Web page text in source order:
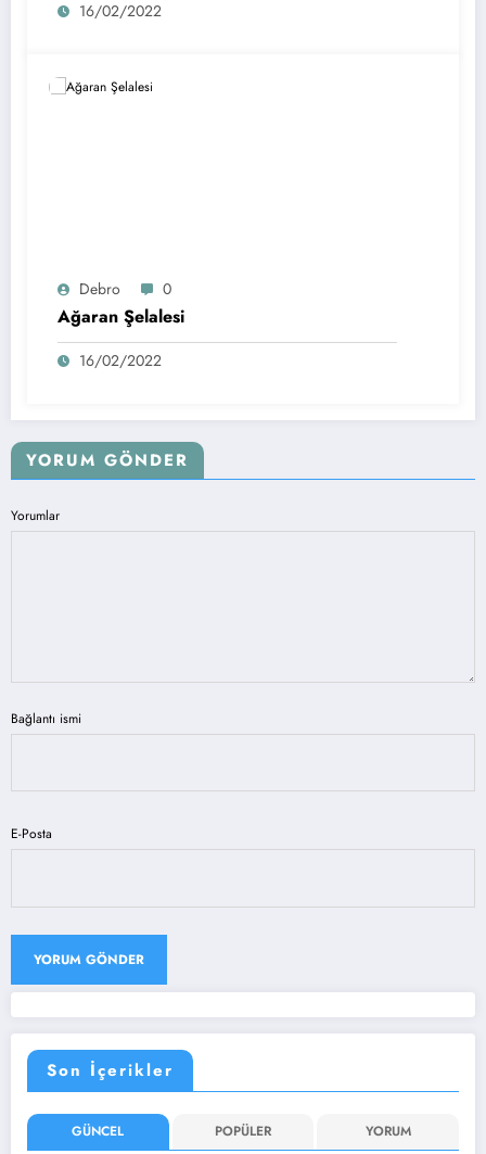
16/02/2022
Debro 0
Ağaran Şelalesi
16/02/2022
YORUM GÖNDER
Yorumlar
Bağlantı ismi
E-Posta
Son İçerikler
GÜNCEL POPÜLER YORUM